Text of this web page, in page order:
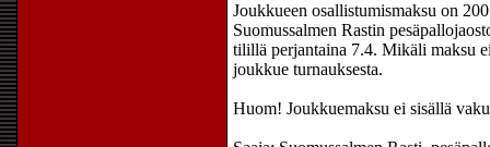
Joukkueen osallistumismaksu on
Suomussalmen Rastin
tilillä perjantaina 7.4. Mikäli maksu
joukkue turnauksesta.
Huom! Joukkuemaksu ei sisällä